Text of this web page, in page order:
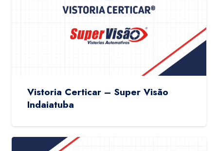
Vistoria Certicar – Super Visão
Indaiatuba